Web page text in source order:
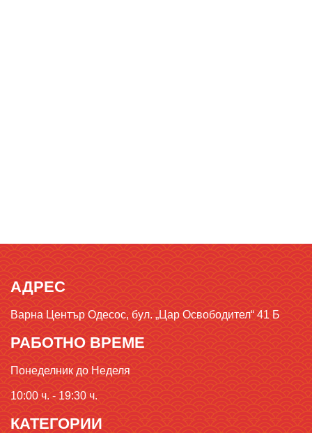
АДРЕС
Варна Център Одесос, бул. „Цар Освободител“ 41 Б
РАБОТНО ВРЕМЕ
Понеделник до Неделя
10:00 ч. - 19:30 ч.
КАТЕГОРИИ